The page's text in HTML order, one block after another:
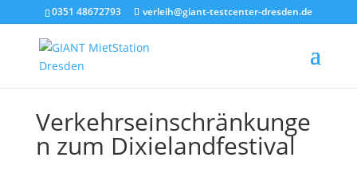
0351 48672793 verleih@giant-testcenter-dresden.de
Verkehrseinschränkunge
n zum Dixielandfestival